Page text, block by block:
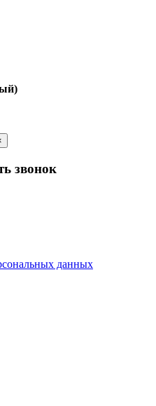
звонок
данных